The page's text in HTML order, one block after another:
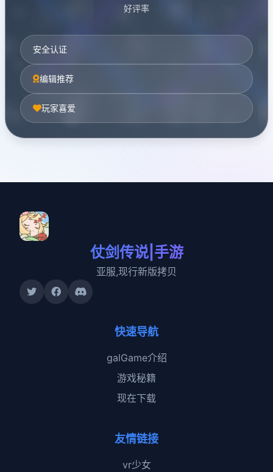
好评率
安全认证
编辑推荐
玩家喜爱
仗剑传说|手游
亚服,现行新版拷贝
快速导航
galGame介绍
游戏秘籍
现在下载
友情链接
vr少女